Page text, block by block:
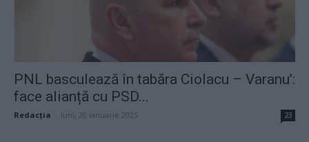
PNL basculează în tabăra Ciolacu – Varanu’:
face alianță cu PSD...
Redacţia luni, 20 ianuarie 2025 23